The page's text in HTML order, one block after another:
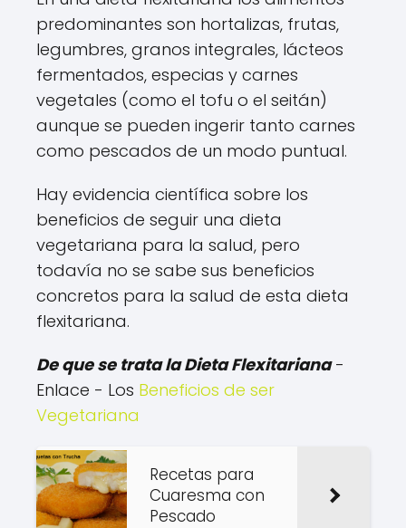
predominantes son hortalizas, frutas,
legumbres, granos integrales, lácteos
fermentados, especias y carnes
vegetales (como el tofu o el seitán)
aunque se pueden ingerir tanto carnes
como pescados de un modo puntual.
Hay evidencia científica sobre los
beneficios de seguir una dieta
vegetariana para la salud, pero
todavía no se sabe sus beneficios
concretos para la salud de esta dieta
flexitariana.
De que se trata la Dieta Flexitariana-
Enlace - Los Beneficios de ser
Vegetariana
Recetas para
Cuaresma con
Pescado